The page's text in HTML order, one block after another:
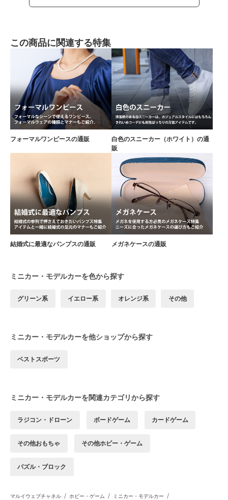
この商品に関連する特集
フォーマルワンピースの通販
白色のスニーカー（ホワイト）の通
販
結婚式に最適なパンプスの通販 メガネケースの通販
ミニカー・モデルカーを色から探す
グリーン系 イエロー系 オレンジ系 その他
ミニカー・モデルカーを他ショップから探す
ベストスポーツ
ミニカー・モデルカーを関連カテゴリから探す
ラジコン・ドローン ボードゲーム カードゲーム
その他おもちゃ その他ホビー・ゲーム
パズル・ブロック
マルイウェブチャネル / ホビー・ゲーム / ミニカー・モデルカー /